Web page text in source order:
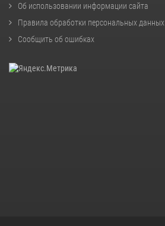
Об использовании информации сайта
Правила обработки персональных данных
Сообщить об ошибках